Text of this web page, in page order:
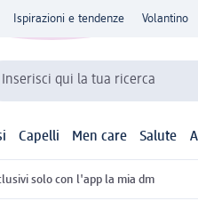
Ispirazioni e tendenze Volantino
Inserisci qui la tua ricerca
Capelli Men care Salute
solo con l'app la mia dm